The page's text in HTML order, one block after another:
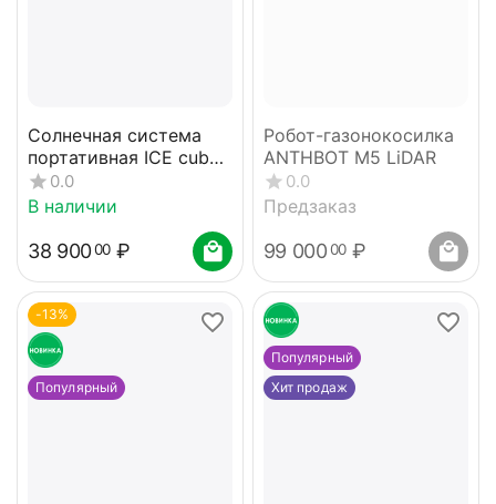
Солнечная система
портативная ICE cube
SS-300
0.0
В наличии
38 90000 ₽
Робот-газонокосилка
ANTHBOT M5 LiDAR
0.0
Предзаказ
99 00000 ₽
-13%
Популярный
Популярный
Хит продаж